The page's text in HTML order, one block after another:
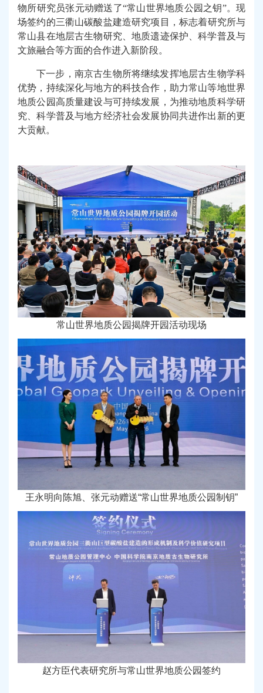
物所研究员张元动赠送了“常山世界地质公园之钥”。 现
场签约的三衢山碳酸盐建造研究项目，标志着研究所与
常山县在地层古生物研究、地质遗迹保护、科学普及与
文旅融合等方面的合作进入新阶段。
下一步， 南京古生物所将继续发挥地层古生物学科
优势，持续深化与地方的科技合作，助力常山等地世界
地质公园高质量建设与可持续发展，为推动地质科学研
究、科学普及与地方经济社会发展协同共进作出新的更
大贡献。
常山世界地质公园揭牌开园活动现场
王永明向陈旭、张元动赠送“常山世界地质公园制钥”
赵方臣代表研究所与常山世界地质公园签约